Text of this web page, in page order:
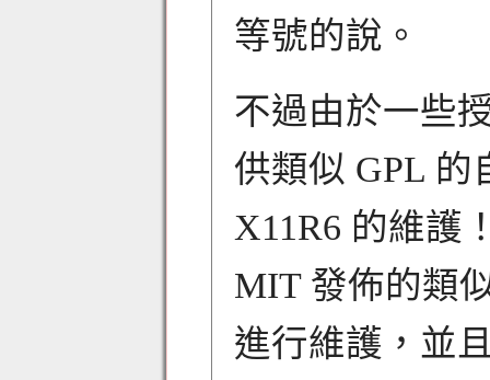
等號的說。
不過由於一些
供類似 GPL 的
X11R6 的維護
MIT 發佈的類
進行維護，並